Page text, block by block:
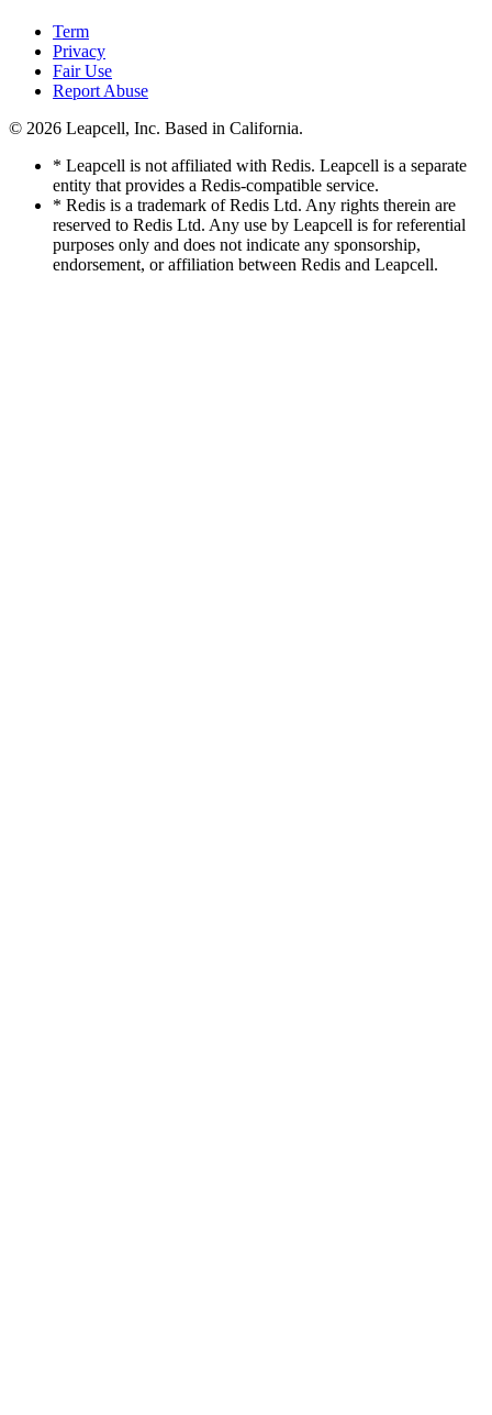
Term
Privacy
Fair Use
Report Abuse
© 2026 Leapcell, Inc. Based in California.
* Leapcell is not affiliated with Redis. Leapcell is a separate
entity that provides a Redis-compatible service.
* Redis is a trademark of Redis Ltd. Any rights therein are
reserved to Redis Ltd. Any use by Leapcell is for referential
purposes only and does not indicate any sponsorship,
endorsement, or affiliation between Redis and Leapcell.